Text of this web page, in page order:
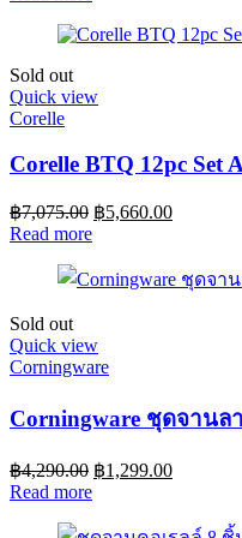
Sold out
Quick view
Corelle
Corelle BTQ 12pc Set
฿7,075.00 ฿5,660.00
Read more
Sold out
Quick view
Corningware
Corningware ชุดจานล
฿4,290.00 ฿1,299.00
Read more